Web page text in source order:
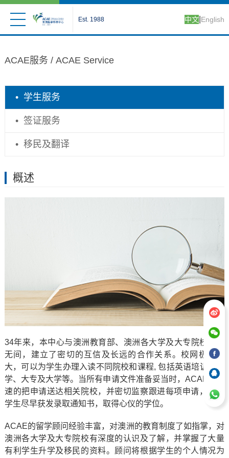
Est. 1988 中文 English
ACAE服务 / ACAE Service
• 学生服务
• 签证服务
• 移民及翻译
概述
34年来，本中心与澳洲教育部、澳洲各大学及大专院校合作
无间，建立了密切的互信及长远的合作关系。校网极为庞
大，可以为学生办理入读不同院校和课程, 包括英语培训、中
学、大专及大学等。当所有申请文件准备妥当时，ACAE能迅
速的把申请送达相关院校，并密切监察跟进每项申请，力求
学生尽早获发录取通知书，取得心仪的学位。
ACAE的留学顾问经验丰富，对澳洲的教育制度了如指掌，对
澳洲各大学及大专院校有深度的认识及了解，并掌握了大量
有利学生升学及移民的资料。顾问将根据学生的个人情况为